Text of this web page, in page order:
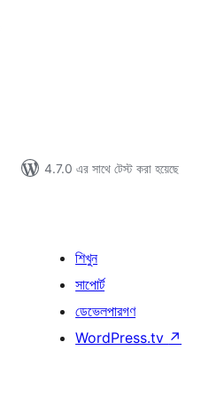
4.7.0 এর সাথে টেস্ট করা হয়েছে
শিখুন
সাপোর্ট
ডেভেলপারগণ
WordPress.tv ↗